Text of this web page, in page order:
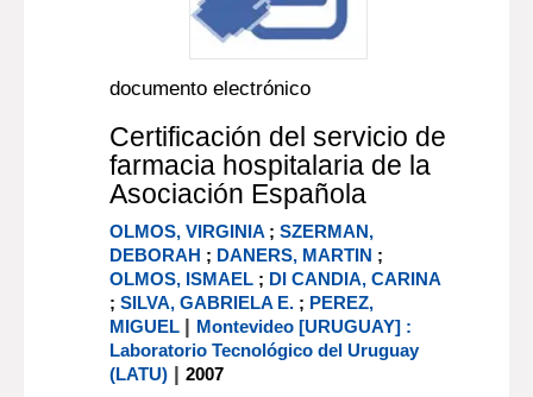
documento electrónico
Certificación del servicio de
farmacia hospitalaria de la
Asociación Española
OLMOS, VIRGINIA ;SZERMAN,
DEBORAH ; DANERS, MARTIN ;
OLMOS, ISMAEL ; DI CANDIA, CARINA
;SILVA, GABRIELA E. ; PEREZ,
MIGUEL | Montevideo [URUGUAY] :
Laboratorio Tecnológico del Uruguay
(LATU) |2007